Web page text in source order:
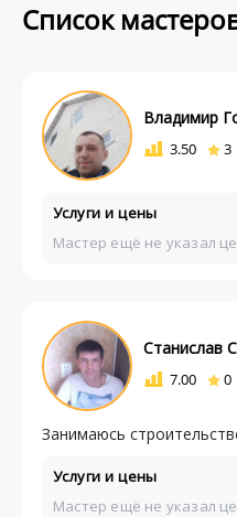
Список
Владимир
3.50 3
Услуги и цены
Мастер ещё не указал
Станислав
7.00 0
Занимаюсь
Услуги и цены
Мастер ещё не указал